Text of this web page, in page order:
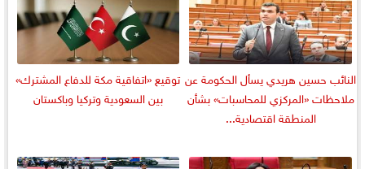
النائب حسين هريدي يسأل الحكومة عن
ملاحظات «المركزي للمحاسبات» بشأن
المنطقة اقتصادية...
توقيع «اتفاقية مكة للدفاع المشترك»
بين السعودية وتركيا وباكستان